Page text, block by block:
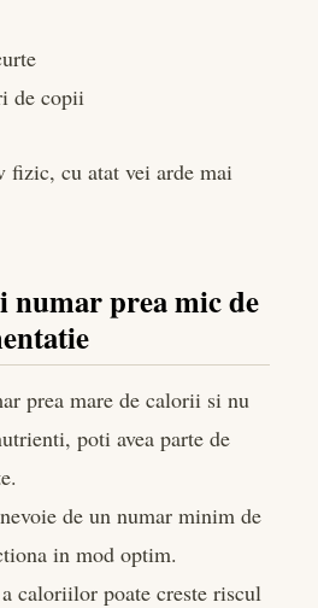
de copii
fizic, cu atat vei arde mai
numar prea mic de
prea mare de calorii si nu
poti avea parte de
de un numar minim de
in mod optim.
caloriilor poate creste riscul